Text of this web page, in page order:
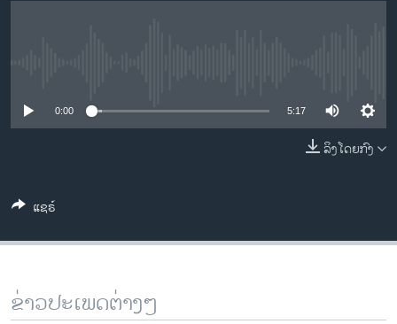
ຊຸມຊົນຊາວລາວ
ສຽງ
ລາຍການກະຈາຍສຽງ
0:00 5:17
ລິງໂດຍກົງ
ແຊຣ໌
ຂ່າວປະເພດຕ່າງໆ